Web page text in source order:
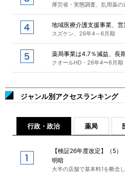
厚労省・実態調査、乱用薬
地域医療介護支援事業、
スズケン、26年4～6月期
薬局事業は4.7％減益、長
クオールHD・26年4〜6月期
ジャンル別アクセスランキング
行政・政治 薬局
【検証26年度改定】（5
明暗
大半の店舗で基本料1を断念